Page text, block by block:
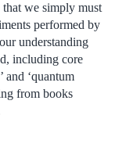
that we simply must
performed by
understanding
including core
and ‘quantum
from books